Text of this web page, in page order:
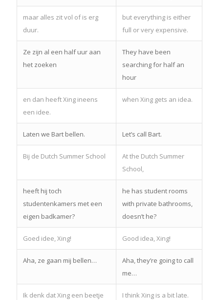
maar alles zit vol of is erg
duur.
but everything is either
full or very expensive.
Ze zijn al een half uur aan
het zoeken
They have been
searching for half an
hour
en dan heeft Xing ineens
een idee.
when Xing gets an idea.
Laten we Bart bellen. Let’s call Bart.
Bij de Dutch Summer School
At the Dutch Summer
School,
heeft hij toch
studentenkamers met een
eigen badkamer?
he has student rooms
with private bathrooms,
doesn’t he?
Goed idee, Xing! Good idea, Xing!
Aha, ze gaan mij bellen…
Aha, they’re going to call
me…
Ik denk dat Xing een beetje
I think Xing is a bit late.